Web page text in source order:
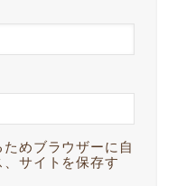
めブラウザーに自
サイトを保存す